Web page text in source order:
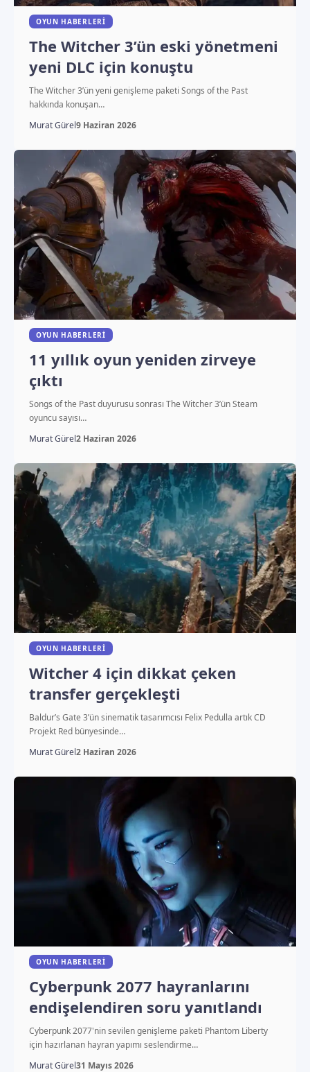
OYUN HABERLERI
The Witcher 3’ün eski yönetmeni
yeni DLC için konuştu
The Witcher 3’ün yeni genişleme paketi Songs of the Past
hakkında konuşan…
Murat Gürel9 Haziran 2026
OYUN HABERLERI
11 yıllık oyun yeniden zirveye
çıktı
Songs of the Past duyurusu sonrası The Witcher 3’ün Steam
oyuncu sayısı…
Murat Gürel2 Haziran 2026
OYUN HABERLERI
Witcher 4 için dikkat çeken
transfer gerçekleşti
Baldur’s Gate 3’ün sinematik tasarımcısı Felix Pedulla artık CD
Projekt Red bünyesinde…
Murat Gürel2 Haziran 2026
OYUN HABERLERI
Cyberpunk 2077 hayranlarını
endişelendiren soru yanıtlandı
Cyberpunk 2077'nin sevilen genişleme paketi Phantom Liberty
için hazırlanan hayran yapımı seslendirme…
Murat Gürel31 Mayıs 2026